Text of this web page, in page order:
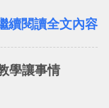
自訂地圖還能補
後就是最好的
來當小禮物 把照
、立即拿到、
續閱讀全文內容
學讓事情